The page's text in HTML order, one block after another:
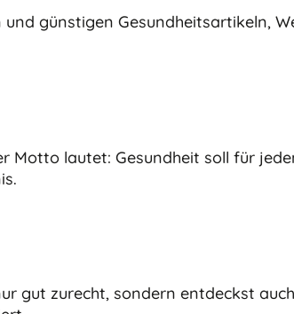
günstigen Gesundheitsartikeln,
Motto lautet: Gesundheit soll für
gut zurecht, sondern entdeckst